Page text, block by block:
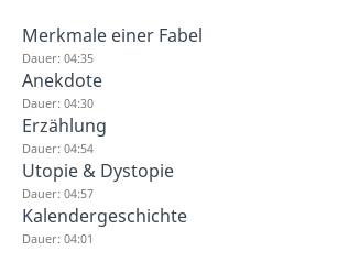
Merkmale einer Fabel
Dauer: 04:35
Anekdote
Dauer: 04:30
Erzählung
Dauer: 04:54
Utopie & Dystopie
Dauer: 04:57
Kalendergeschichte
Dauer: 04:01